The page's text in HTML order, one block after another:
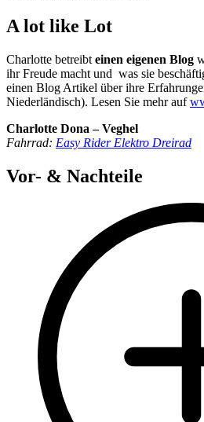
A lot like Lot
Charlotte betreibt einen eigenen Blog
ihr Freude macht und was sie
einen Blog Artikel über ihre
Niederländisch). Lesen Sie mehr auf
Charlotte Dona – Veghel
Fahrrad: Easy Rider Elektro Dreirad
Vor- & Nachteile